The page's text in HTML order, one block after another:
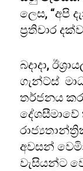
ලෙස, “අපි
ප්‍රතිචාර
බදාදා,
ගැන්ට්ස්
තර්ජනය
අවසන්
වැසියන්ට